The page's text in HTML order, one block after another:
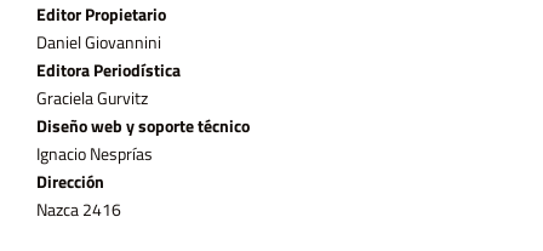
Editor Propietario
Daniel Giovannini
Editora Periodística
Graciela Gurvitz
Diseño web y soporte técnico
Ignacio Nesprías
Dirección
Nazca 2416